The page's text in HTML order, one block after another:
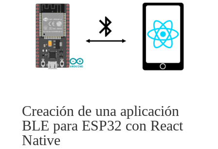
Creación de una aplicación
BLE para ESP32 con React
Native